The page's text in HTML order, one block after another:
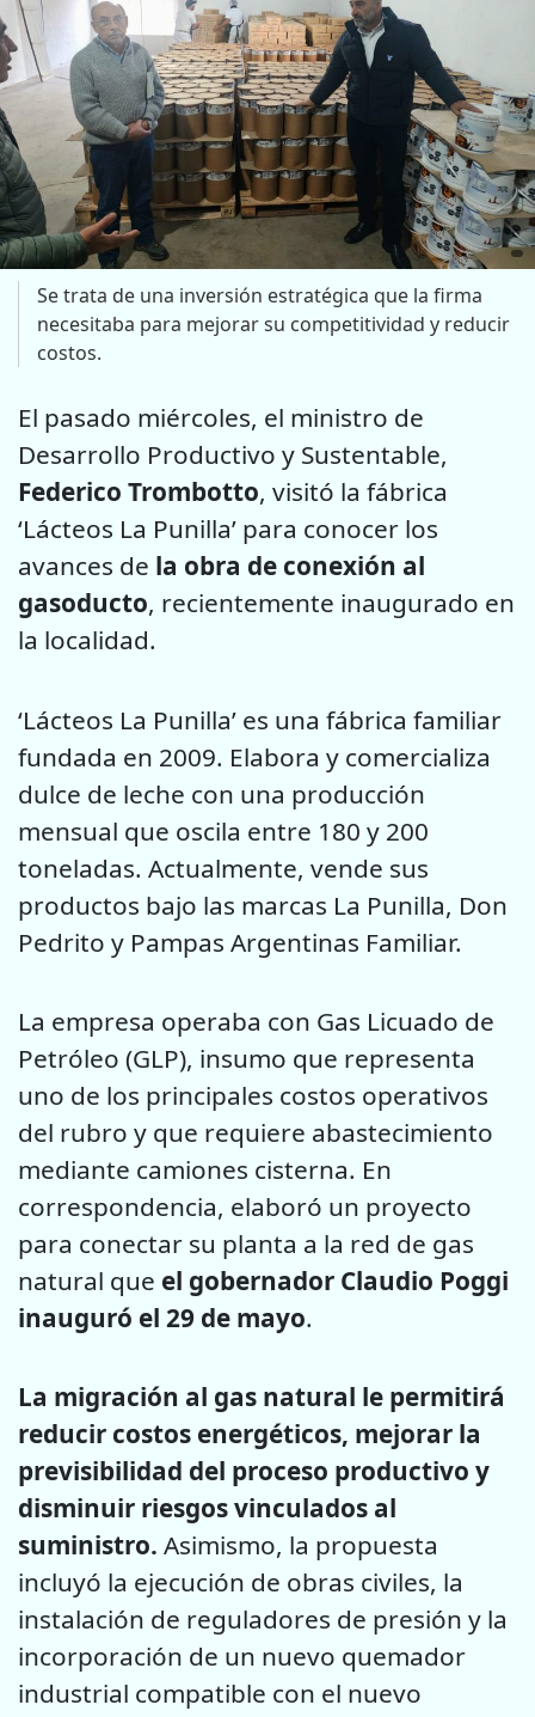
Se trata de una inversión estratégica que la firma
necesitaba para mejorar su competitividad y reducir
costos.
El pasado miércoles, el ministro de
Desarrollo Productivo y Sustentable,
Federico Trombotto, visitó la fábrica
‘Lácteos La Punilla’ para conocer los
avances de la obra de conexión al
gasoducto, recientemente inaugurado en
la localidad.
‘Lácteos La Punilla’ es una fábrica familiar
fundada en 2009. Elabora y comercializa
dulce de leche con una producción
mensual que oscila entre 180 y 200
toneladas. Actualmente, vende sus
productos bajo las marcas La Punilla, Don
Pedrito y Pampas Argentinas Familiar.
La empresa operaba con Gas Licuado de
Petróleo (GLP), insumo que representa
uno de los principales costos operativos
del rubro y que requiere abastecimiento
mediante camiones cisterna. En
correspondencia, elaboró un proyecto
para conectar su planta a la red de gas
natural que el gobernador Claudio Poggi
inauguró el 29 de mayo.
La migración al gas natural le permitirá
reducir costos energéticos, mejorar la
previsibilidad del proceso productivo y
disminuir riesgos vinculados al
suministro. Asimismo, la propuesta
incluyó la ejecución de obras civiles, la
instalación de reguladores de presión y la
incorporación de un nuevo quemador
industrial compatible con el nuevo